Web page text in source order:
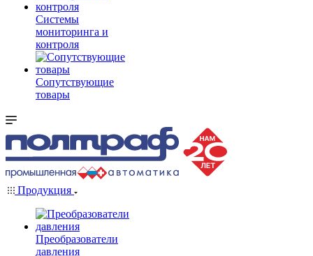
Системы
мониторинга и
контроля
Сопутствующие
товары
Продукция
Преобразователи
давления